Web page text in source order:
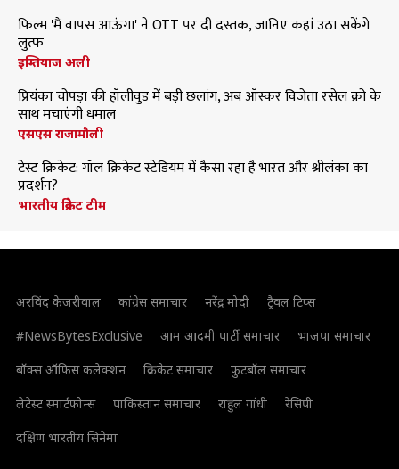
फिल्म 'मैं वापस आऊंगा' ने OTT पर दी दस्तक, जानिए कहां उठा सकेंगे
लुत्फ
इम्तियाज अली
प्रियंका चोपड़ा की हॉलीवुड में बड़ी छलांग, अब ऑस्कर विजेता रसेल क्रो के
साथ मचाएंगी धमाल
एसएस राजामौली
टेस्ट क्रिकेट: गॉल क्रिकेट स्टेडियम में कैसा रहा है भारत और श्रीलंका का
प्रदर्शन?
भारतीय क्रिकेट टीम
अरविंद केजरीवाल कांग्रेस समाचार नरेंद्र मोदी
ट्रैवल टिप्स
#NewsBytesExclusive
आम आदमी पार्टी समाचार
भाजपा समाचार
बॉक्स ऑफिस कलेक्शन
क्रिकेट समाचार
फुटबॉल समाचार
लेटेस्ट स्मार्टफोन्स
पाकिस्तान समाचार राहुल गांधी
रेसिपी
दक्षिण भारतीय सिनेमा